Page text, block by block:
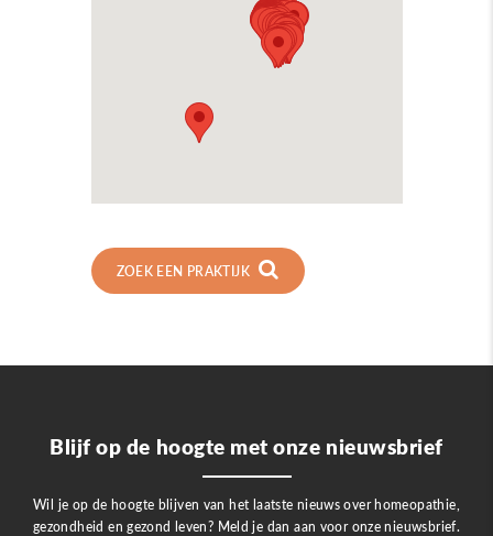
ZOEK EEN PRAKTIJK
Blijf op de hoogte met onze nieuwsbrief
Wil je op de hoogte blijven van het laatste nieuws over homeopathie,
gezondheid en gezond leven? Meld je dan aan voor onze nieuwsbrief.